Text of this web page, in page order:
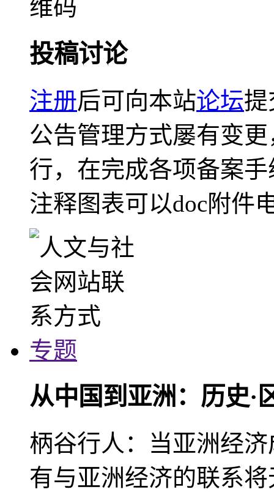
投稿讨论
注册后可向本站论坛提
公告管理方式屡有变
行，在完成各项备案
注释图表可以doc附件
专题
从中国到亚洲：历史·
柄谷行人：当亚洲经
有与亚洲经济的联系